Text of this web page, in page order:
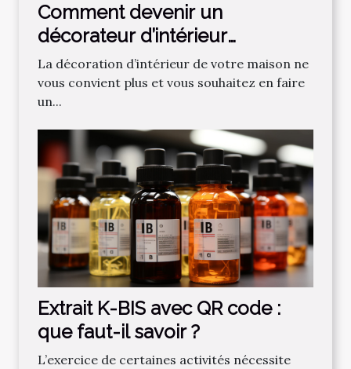
Comment devenir un
décorateur d’intérieur
professionnel ?
La décoration d’intérieur de votre maison ne
vous convient plus et vous souhaitez en faire
un...
Extrait K-BIS avec QR code :
que faut-il savoir ?
L’exercice de certaines activités nécessite